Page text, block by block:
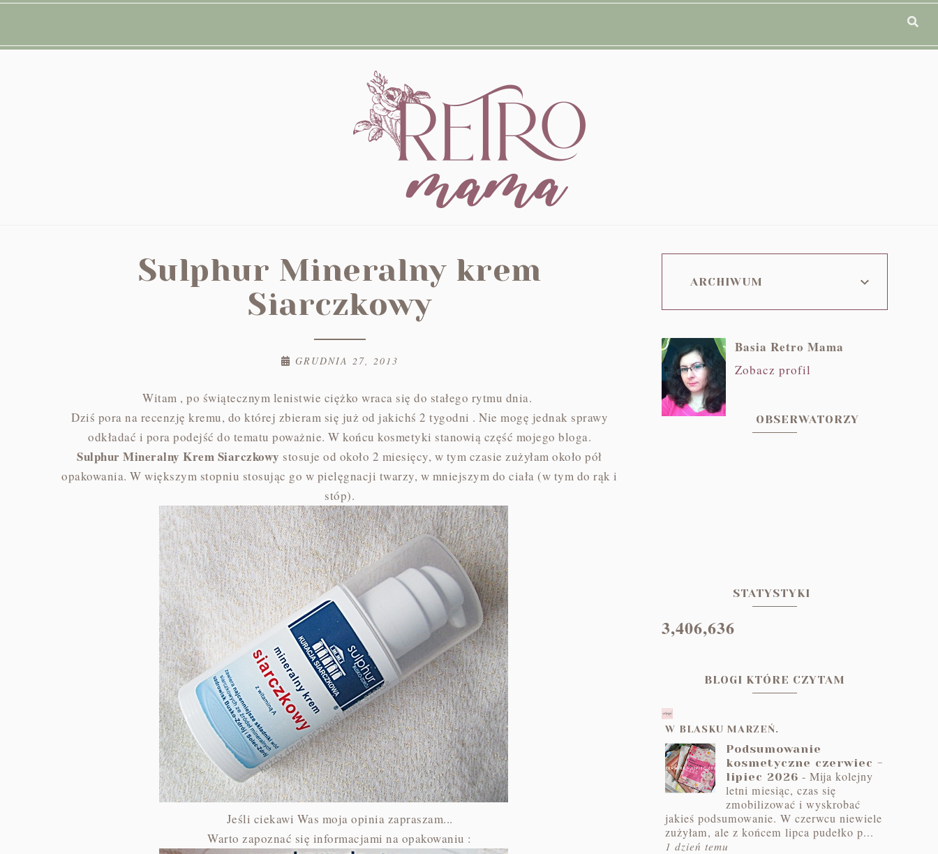
Sulphur Mineralny krem
Siarczkowy
GRUDNIA 27, 2013
Witam , po świątecznym lenistwie ciężko wraca się do stałego rytmu dnia.
Dziś pora na recenzję kremu, do której zbieram się już od jakichś 2 tygodni . Nie mogę jednak sprawy
odkładać i pora podejść do tematu poważnie. W końcu kosmetyki stanowią część mojego bloga.
Sulphur Mineralny Krem Siarczkowy stosuje od około 2 miesięcy, w tym czasie zużyłam około pół
opakowania. W większym stopniu stosując go w pielęgnacji twarzy, w mniejszym do ciała (w tym do rąk i
stóp).
Jeśli ciekawi Was moja opinia zapraszam...
Warto zapoznać się informacjami na opakowaniu :
ARCHIWUM
Basia Retro Mama
Zobacz profil
OBSERWATORZY
STATYSTYKI
3,406,636
BLOGI KTÓRE CZYTAM
W BLASKU MARZEŃ.
Podsumowanie
kosmetyczne czerwiec -
lipiec 2026 - Mija kolejny
letni miesiąc, czas się
zmobilizować i wyskrobać
jakieś podsumowanie. W czerwcu niewiele
zużyłam, ale z końcem lipca pudełko p...
1 dzień temu